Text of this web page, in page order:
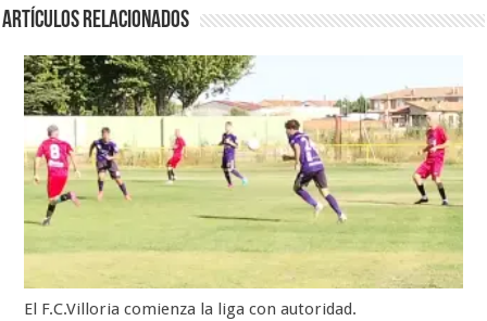
Artículos relacionados
El F.C.Villoria comienza la liga con autoridad.